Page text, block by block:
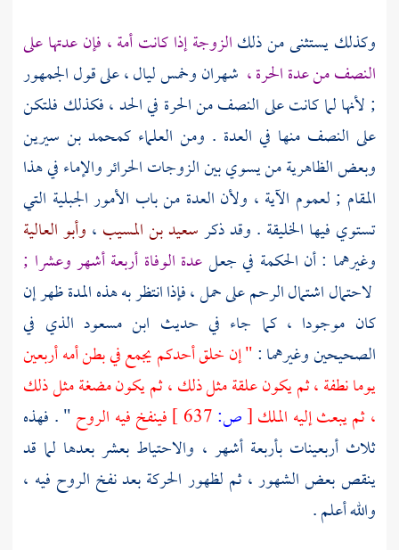
وكذلك يستثنى من ذلكالزوجة إذا كانت أمة ، فإن عدتها على
النصف من عدة الحرة ، شهران وخمس ليال ، على قول الجمهور
; لأنها لما كانت على النصف من الحرة في الحد ، فكذلك فلتكن
على النصف منها في العدة . ومن العلماء كمحمد بن سيرين
وبعض الظاهرية من يسوي بين الزوجات الحرائر والإماء في هذا
المقام ; لعموم الآية ، ولأن العدة من باب الأمور الجبلية التي
تستوي فيها الخليقة . وقد ذكرسعيد بن المسيب ، وأبو العالية
وغيرهما : أن الحكمة في جعلعدة الوفاة أربعة أشهر وعشرا ;
لاحتمال اشتمال الرحم على حمل ، فإذا انتظر به هذه المدة ظهر إن
كان موجودا ، كما جاء في حديث ابن مسعود الذي في
الصحيحين وغيرهما :" إن خلق أحدكم يجمع في بطن أمه أربعين
يوما نطفة ، ثم يكون علقة مثل ذلك ، ثم يكون مضغة مثل ذلك
، ثم يبعث إليه الملك[ص: فينفخ فيه الروح" . فهذه
ثلاث أربعينات بأربعة أشهر ، والاحتياط بعشر بعدها لما قد
ينقص بعض الشهور ، ثم لظهور الحركة بعد نفخ الروح فيه ،
والله أعلم .